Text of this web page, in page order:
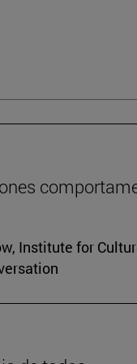
Institute for